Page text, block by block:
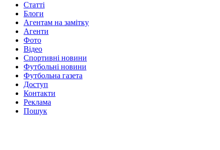
Статті
Блоги
Агентам на замітку
Агенти
Фото
Відео
Спортивні новини
Футбольні новини
Футбольна газета
Доступ
Контакти
Реклама
Пошук